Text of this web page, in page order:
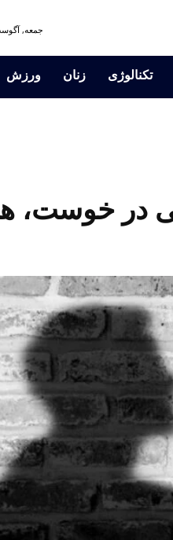
جمعه, آگوست 7,
تکنالوژی زنان ورزش
خوست،